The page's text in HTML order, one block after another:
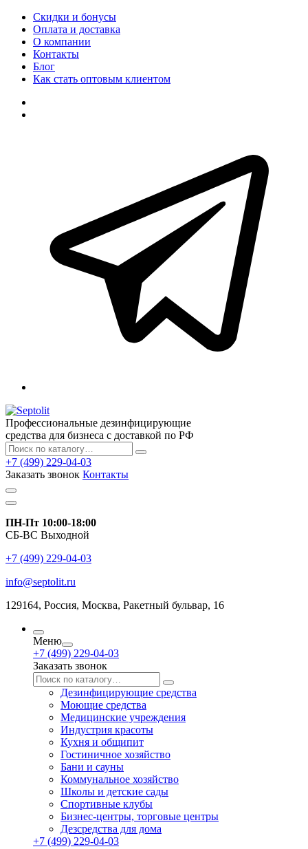
Скидки и бонусы
Оплата и доставка
О компании
Контакты
Блог
Как стать оптовым клиентом
Профессиональные дезинфицирующие
средства для бизнеса с доставкой по РФ
+7 (499) 229-04-03
Заказать звонок Контакты
ПН-Пт 10:00-18:00
СБ-ВС Выходной
+7 (499) 229-04-03
info@septolit.ru
129164, Россия, Москва, Ракетный бульвар, 16
Меню
+7 (499) 229-04-03
Заказать звонок
Дезинфицирующие средства
Моющие средства
Медицинские учреждения
Индустрия красоты
Кухня и общипит
Гостиничное хозяйство
Бани и сауны
Коммунальное хозяйство
Школы и детские сады
Спортивные клубы
Бизнес-центры, торговые центры
Дезсредства для дома
+7 (499) 229-04-03